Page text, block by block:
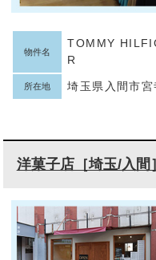
物件名
TOMMY
R
所在地 埼玉県入間市宮
洋菓子店［埼玉/入間